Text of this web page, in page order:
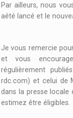
Par ailleurs, nous
aété lancé et le
Je vous remercie
et vous
régulièrement
rdc.com) et celui de
dans la presse locale
estimez être éligibles.